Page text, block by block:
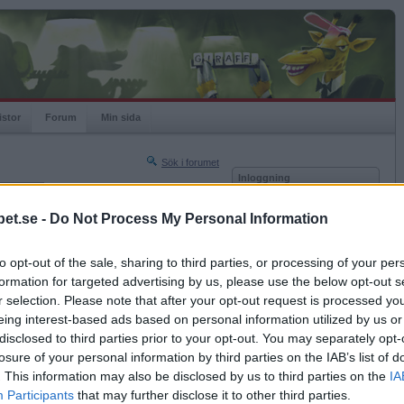
- Do Not Process My Personal Information
opt-out of the sale, sharing to third parties, or processing of your
for targeted advertising by us, please use the below opt-out
selection. Please note that after your opt-out request is processed
interest-based ads based on personal information utilized by us
to third parties prior to your opt-out. You may separately
of your personal information by third parties on the IAB’s list of
This information may also be disclosed by us to third parties on the
Participants that may further disclose it to other third parties.
Forum Min sida
Sök i forumet
Nästa sida »
2018-01-28 22:53
genom vasektomi?
från inre norrland åt dig i ett nafs
Inloggning
Kom ihåg mig
Glömt ditt lösenord?
Få ny aktiveringslänk
Betapet är gratis!